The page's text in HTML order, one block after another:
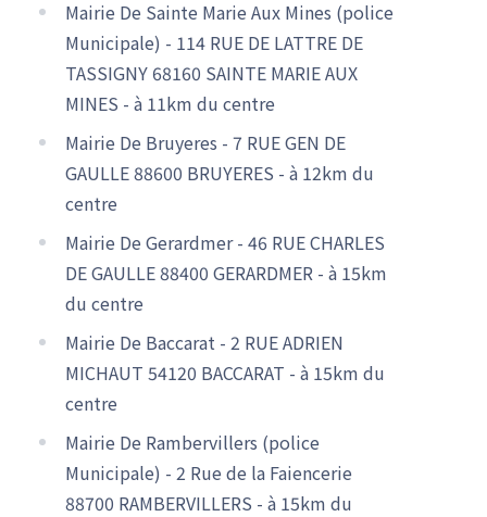
Mairie De Sainte Marie Aux Mines (police
Municipale) - 114 RUE DE LATTRE DE
TASSIGNY 68160 SAINTE MARIE AUX
MINES - à 11km du centre
Mairie De Bruyeres - 7 RUE GEN DE
GAULLE 88600 BRUYERES - à 12km du
centre
Mairie De Gerardmer - 46 RUE CHARLES
DE GAULLE 88400 GERARDMER - à 15km
du centre
Mairie De Baccarat - 2 RUE ADRIEN
MICHAUT 54120 BACCARAT - à 15km du
centre
Mairie De Rambervillers (police
Municipale) - 2 Rue de la Faiencerie
88700 RAMBERVILLERS - à 15km du